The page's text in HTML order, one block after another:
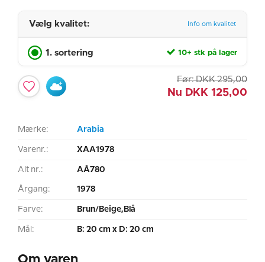
Vælg kvalitet: Info om kvalitet
1. sortering 10+ stk på lager
Før: DKK 295,00
Nu DKK 125,00
Mærke: Arabia
Varenr.: XAA1978
Alt nr.: AÅ780
Årgang: 1978
Farve: Brun/Beige,Blå
Mål: B: 20 cm x D: 20 cm